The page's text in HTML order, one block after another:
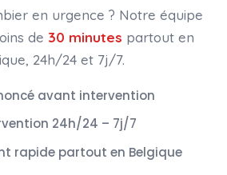
en urgence ? Notre équipe
de 30 minutes partout en
24h/24 et 7j/7.
avant intervention
24h/24 – 7j/7
rapide partout en Belgique